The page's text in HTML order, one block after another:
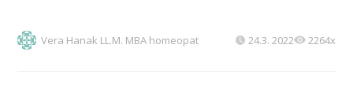
Vera Hanak LL.M. MBA homeopat 24.3. 2022 2264x